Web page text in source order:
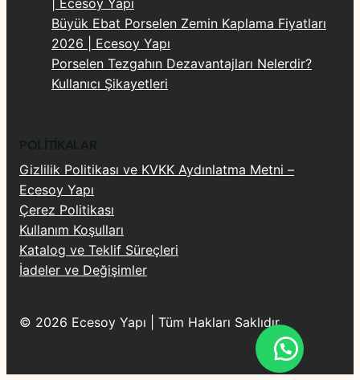
| Ecesoy Yapı
Büyük Ebat Porselen Zemin Kaplama Fiyatları
2026 | Ecesoy Yapı
Porselen Tezgahın Dezavantajları Nelerdir?
Kullanıcı Şikayetleri
POLITIKALAR
Gizlilik Politikası ve KVKK Aydınlatma Metni –
Ecesoy Yapı
Çerez Politikası
Kullanım Koşulları
Katalog ve Teklif Süreçleri
İadeler ve Değişimler
© 2026 Ecesoy Yapı | Tüm Hakları Saklıdır